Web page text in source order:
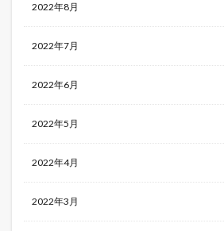
2022年8月
2022年7月
2022年6月
2022年5月
2022年4月
2022年3月